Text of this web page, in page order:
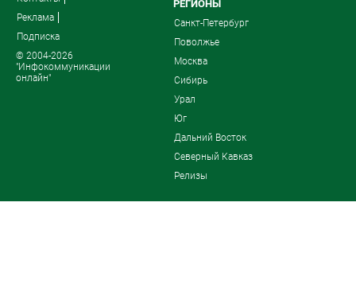
Реклама
Подписка
© 2004-2026
"Инфокоммуникации
онлайн"
РЕГИОНЫ
Санкт-Петербург
Поволжье
Москва
Сибирь
Урал
Юг
Дальний Восток
Северный Кавказ
Релизы